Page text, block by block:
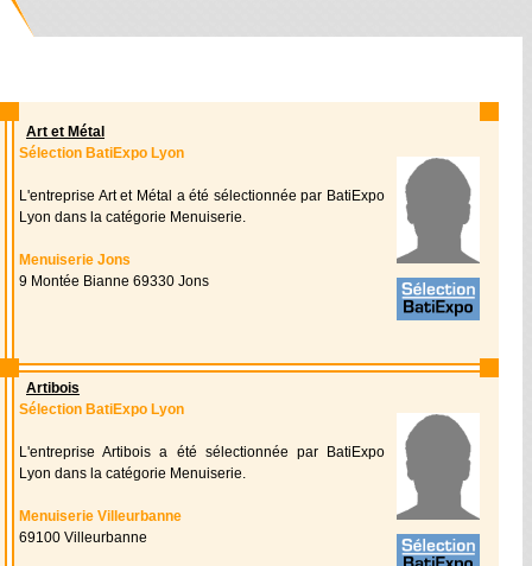
Art et Métal
Sélection BatiExpo Lyon
L'entreprise Art et Métal a été sélectionnée par BatiExpo
Lyon dans la catégorie Menuiserie.
Menuiserie Jons
9 Montée Bianne 69330 Jons
Artibois
Sélection BatiExpo Lyon
L'entreprise Artibois a été sélectionnée par BatiExpo
Lyon dans la catégorie Menuiserie.
Menuiserie Villeurbanne
69100 Villeurbanne